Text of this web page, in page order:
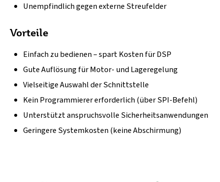
Unempfindlich gegen externe Streufelder
Vorteile
Einfach zu bedienen – spart Kosten für DSP
Gute Auflösung für Motor- und Lageregelung
Vielseitige Auswahl der Schnittstelle
Kein Programmierer erforderlich (über SPI-Befehl)
Unterstützt anspruchsvolle Sicherheitsanwendungen
Geringere Systemkosten (keine Abschirmung)